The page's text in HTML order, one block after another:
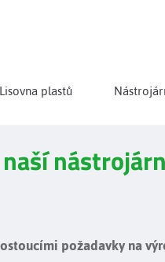
Lisovna plastů
požadavky na